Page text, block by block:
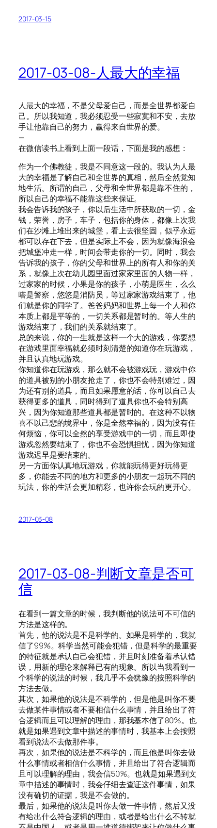
2017-03-15
2017-03-08-人最大的幸福
人最大的幸福，不是父母爱自己，而是全世界都爱自
己。所以我知道，我必须忍受一些寂寞和不安，去放
手让他靠自己的努力，赢得来自世界的爱。
—
在微信读书上看到上面一段话，下面是我的感想：
作为一个佛教徒，我是不同意这一段的。我认为人最
大的幸福是了解自己和全世界的真相，然后全然觉知
地生活。所谓的自己，父母和全世界都是靠不住的，
所以自己的幸福不能靠这些来保证。
我会告诉我的孩子，你以后生活中所获取的一切，金
钱，荣誉，房子，车子，包括你的身体，都像上次我
们在沙滩上堆出来的城堡，看上去很坚固，似乎永远
都可以存在下去，但是实际上不会，因为就像海浪会
把城堡冲走一样，时间会带走你的一切。同时，我会
告诉我的孩子，你的父母和世界上的所有人和你的关
系，就像上次在幼儿园里面过家家里面的人物一样，
过家家的时候，小果是你的孩子，小萌是医生，么么
嗒是警察，悠悠是消防员，等过家家游戏结束了，他
们就是你的同学了。爸爸妈妈和世界上每一个人和你
本质上都是平等的，一切关系都是暂时的。等人生的
游戏结束了，我们的关系就结束了。
总的来说，你的一生就是这样一个大的游戏，你要想
在游戏里面幸福就必须时刻清楚的知道你在玩游戏，
并且认真地玩游戏。
你知道你在玩游戏，那么就不会被游戏玩，游戏中你
的道具被别的小朋友抢走了，你也不会特别难过，因
为还有别的道具，而且如果愿意的话，你可以自己去
获得更多的道具，同时得到了道具你也不会特别高
兴，因为你知道那些道具都是暂时的。在这种不以物
喜不以己悲的境界中，你是全然幸福的，因为没有任
何烦恼，你可以全然的享受游戏中的一切，而且即使
游戏忽然要结束了，你也不会恐惧担忧，因为你知道
游戏迟早是要结束的。
另一方面你认真地玩游戏，你就能玩得更好玩得更
多，你能去不同的地方和更多的小朋友一起玩不同的
玩法，你的生活会更加精彩，也许你会玩的更开心。
2017-03-08
2017-03-08-判断文章是否可
信
在看到一篇文章的时候，我判断他的说法可不可信的
方法是这样的。
首先，他的说法是不是科学的。如果是科学的，我就
信了99%。科学当然可能会犯错，但是科学的最重要
的特征就是承认自己会犯错，并且时刻准备着承认错
误，用新的理论来解释已有的现象。所以当我看到一
个科学的说法的时候，我几乎不会犹豫的按照科学的
方法去做。
其次，如果他的说法是不科学的，但是他是叫你不要
去做某件事情或者不要相信什么事情，并且给出了符
合逻辑而且可以理解的理由，那我基本信了80%。也
就是如果遇到文章中描述的事情时，我基本上会按照
看到说法不去做那件事。
再次，如果他的说法是不科学的，而且他是叫你去做
什么事情或者相信什么事情，并且给出了符合逻辑而
且可以理解的理由，我会信50%。也就是如果遇到文
章中描述的事情时，我会仔细去查证这件事情，如果
没有确切的证据，我是不会做的。
最后，如果他的说法是叫你去做一件事情，然后又没
有给出什么符合逻辑的理由，或者是给出什么不转就